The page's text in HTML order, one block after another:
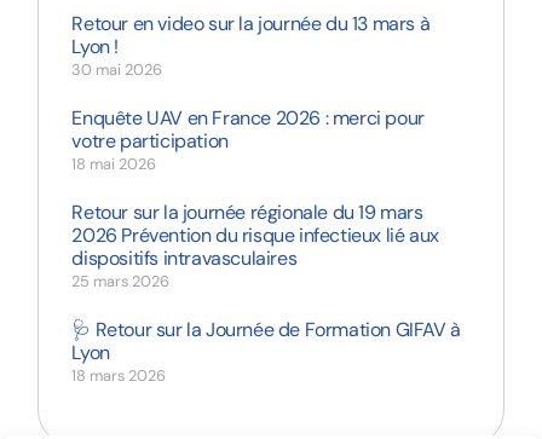
Retour en video sur la journée du 13 mars à
Lyon !
30 mai 2026
Enquête UAV en France 2026 : merci pour
votre participation
18 mai 2026
Retour sur la journée régionale du 19 mars
2026 Prévention du risque infectieux lié aux
dispositifs intravasculaires
25 mars 2026
🩺 Retour sur la Journée de Formation GIFAV à
Lyon
18 mars 2026